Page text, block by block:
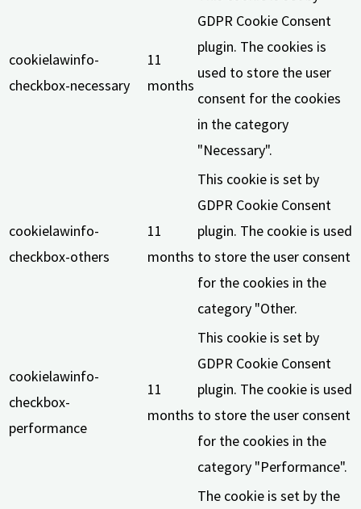
cookielawinfo-
checkbox-necessary
11
months
GDPR Cookie Consent
plugin. The cookies is
used to store the user
consent for the cookies
in the category
"Necessary".
cookielawinfo-
checkbox-others
11
months
This cookie is set by
GDPR Cookie Consent
plugin. The cookie is used
to store the user consent
for the cookies in the
category "Other.
cookielawinfo-
checkbox-
performance
11
months
This cookie is set by
GDPR Cookie Consent
plugin. The cookie is used
to store the user consent
for the cookies in the
category "Performance".
The cookie is set by the